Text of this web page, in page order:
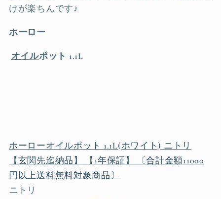
けが楽ちんです♪
ホーロー
オイルポット 1.1L
ホーローオイルポット 1.1L(ホワイト) ニトリ
【玄関先迄納品】 【1年保証】 〔合計金額11000
円以上送料無料対象商品〕
ニトリ